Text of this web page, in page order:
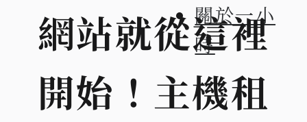
關於一小
時
網站就從這裡
開始！主機租